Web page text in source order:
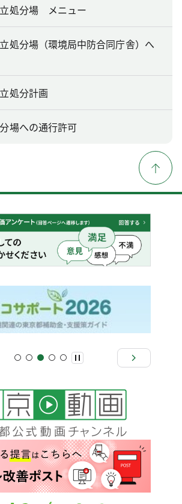
処分場 メニュー
処分場（環境局中防合同庁舎）へ
処分計画
場への通行許可